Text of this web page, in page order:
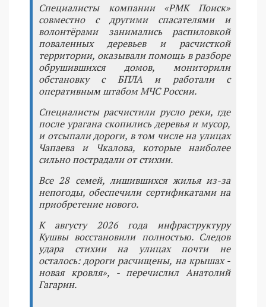
Специалисты компании «РМК Поиск»
совместно с другими спасателями и
волонтёрами занимались распиловкой
поваленных деревьев и расчисткой
территории, оказывали помощь в разборе
обрушившихся домов, мониторили
обстановку с БПЛА и работали с
оперативным штабом МЧС России.
Специалисты расчистили русло реки, где
после урагана скопились деревья и мусор,
и отсыпали дороги, в том числе на улицах
Чапаева и Чкалова, которые наиболее
сильно пострадали от стихии.
Все 28 семей, лишившихся жилья из-за
непогоды, обеспечили сертификатами на
приобретение нового.
К августу 2026 года инфраструктуру
Кушвы восстановили полностью. Следов
удара стихии на улицах почти не
осталось: дороги расчищены, на крышах -
новая кровля», - перечислил Анатолий
Гагарин.